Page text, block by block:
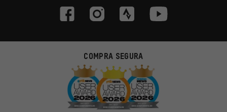
COMPRA SEGURA